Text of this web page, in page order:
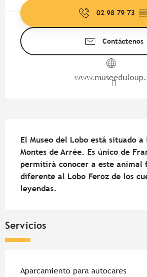
02 98 79 73
Contáctenos
El Museo del Lobo está situado a
Montes de Arrée. Es único de
permitirá conocer a este animal
diferente al Lobo Feroz de los
leyendas.
Servicios
Aparcamiento para autocares